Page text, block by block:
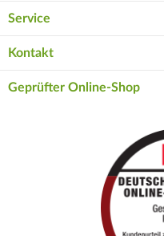
Service
Kontakt
Geprüfter Online-Shop